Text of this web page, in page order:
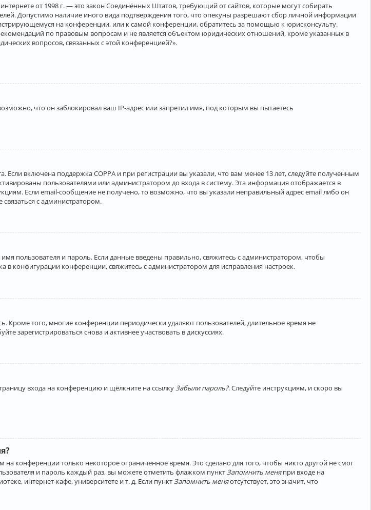
от 1998 г. — это закон Соединённых Штатов, требующий от сайтов, которые могут собирать
Допустимо наличие иного вида подтверждения того, что опекуны разрешают сбор личной информации
на конференции, или к самой конференции, обратитесь за помощью к юрисконсульту.
по правовым вопросам и не является объектом юридических отношений, кроме указанных в
вопросов, связанных с этой конференцией?».
что он заблокировал ваш IP-адрес или запретил имя, под которым вы пытаетесь
включена поддержка COPPA и при регистрации вы указали, что вам менее 13 лет, следуйте полученным
пользователями или администратором до входа в систему. Эта информация отображается в
Если email-сообщение не получено, то возможно, что вы указали неправильный адрес email либо он
с администратором.
пользователя и пароль. Если данные введены правильно, свяжитесь с администратором, чтобы
конфигурации конференции, свяжитесь с администратором для исправления настроек.
того, многие конференции периодически удаляют пользователей, длительное время не
снова и активнее участвовать в дискуссиях.
входа на конференцию и щёлкните на ссылкуЗабыли пароль?. Следуйте инструкциям, и скоро вы
на конференции только некоторое ограниченное время. Это сделано для того, чтобы никто другой не смог
и пароль каждый раз, вы можете отметить флажком пункт Запомнить меняпри входе на
интернет-кафе, университете и т. д. Если пункт Запомнить меняотсутствует, это значит, что